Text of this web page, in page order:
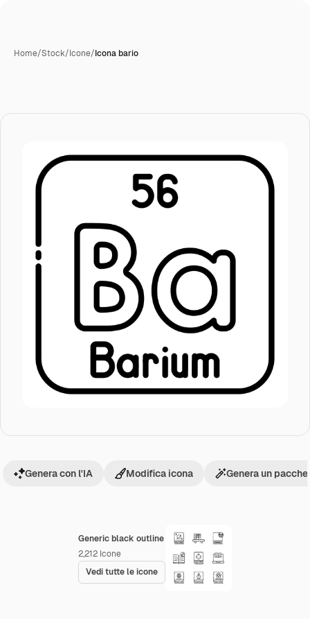
Home/Stock/Icone/Icona bario
Generic black outline
2,212 Icone
Vedi tutte le icone
Genera con l'IA Modifica icona Genera un